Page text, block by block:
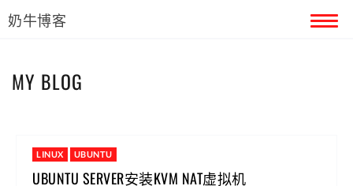
奶牛博客
MY BLOG
LINUX UBUNTU
UBUNTU SERVER安装KVM NAT虚拟机